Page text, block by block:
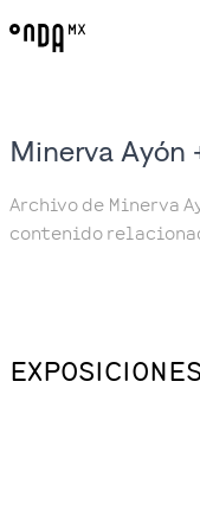
Minerva Ayón
Archivo de Minerva
contenido
EXPOSICIONES